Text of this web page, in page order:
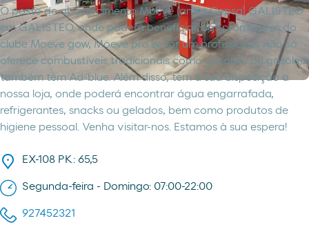
O posto de abastecimento Moeve (antes Cepsa) GALISTEO
em GALISTEO, onde poderá beneficiar das promoções do
clube Moeve gow, Moeve pro se for um profissional, não só
oferece combustíveis tradicionais como gasolina ou gasóleo,
também tem Ad-blue. Além disso, tem à sua disposição a
nossa loja, onde poderá encontrar água engarrafada,
refrigerantes, snacks ou gelados, bem como produtos de
higiene pessoal. Venha visitar-nos. Estamos à sua espera!
EX-108 PK: 65,5
Segunda-feira - Domingo: 07:00-22:00
927452321